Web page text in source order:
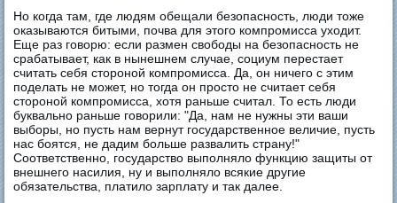
Но когда там, где людям обещали безопасность, люди тоже
оказываются битыми, почва для этого компромисса уходит.
Еще раз говорю: если размен свободы на безопасность не
срабатывает, как в нынешнем случае, социум перестает
считать себя стороной компромисса. Да, он ничего с этим
поделать не может, но тогда он просто не считает себя
стороной компромисса, хотя раньше считал. То есть люди
буквально раньше говорили: "Да, нам не нужны эти ваши
выборы, но пусть нам вернут государственное величие, пусть
нас боятся, не дадим больше развалить страну!"
Соответственно, государство выполняло функцию защиты от
внешнего насилия, ну и выполняло всякие другие
обязательства, платило зарплату и так далее.